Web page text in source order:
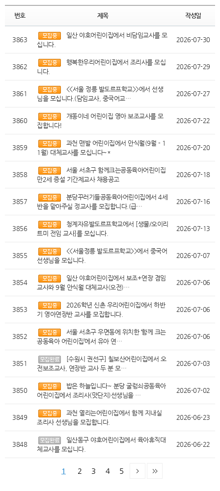
번호 제목 작성일
3863
일산 야호어린이집에서 비담임교사를 모
십니다.
2026-07-30
3862
행복한우리어린이집에서 조리사를 모십
니다.
2026-07-29
3861
<<서울 정릉 발도르프학교>>에서 선생
님을 모십니다.(담임교사, 중국어교…
2026-07-27
3860
개똥이네 어린이집 영아 보조교사를 모
집합니다!
2026-07-22
3859
과천 맨발 어린이집에서 안식월(9월 - 1
1월) 대체교사를 모십니다~*
2026-07-20
3858
서울 서초구 함께크는공동육아어린이집
만2세 증설 기간제교사 채용공고
2026-07-18
3857
분당꾸러기들공동육아어린이집에서 4세
반을 맡아주실 정교사를 모집합니다.(급…
2026-07-16
3856
청계자유발도르프학교에서 [생물/오이리
트미 전임 교사]를 모십니다.
2026-07-13
3855
<<서울정릉 발도르프학교>>에서 중국어
선생님을 모십니다.
2026-07-07
3854
일산 야호어린이집에서 보조+연장 겸임
교사와 9월 안식월 대체교사(오전)…
2026-07-06
3853
2026학년 신촌 우리어린이집에서 하반
기 영아연장반 교사를 모집합니다.
2026-07-06
3852
서울 서초구 우면동에 위치한 ‘함께 크는
공동육아 어린이집’에서 유아 연…
2026-07-06
3851
[수원시 권선구] 칠보산어린이집에서 오
전보조교사, 연장반 교사 두 분 모…
2026-07-03
3850
밥은 하늘입니다~ 분당 굴렁쇠공동육아
어린이집에서 조리사(맛단지)선생님을 …
2026-07-02
3849
과천 열리는어린이집에서 함께 지내실
조리사 선생님을 모집합니다.
2026-06-23
3848
일산동구 야호어린이집에서 육아휴직대
체교사를 모십니다.
2026-06-22
1 2 3 4 5